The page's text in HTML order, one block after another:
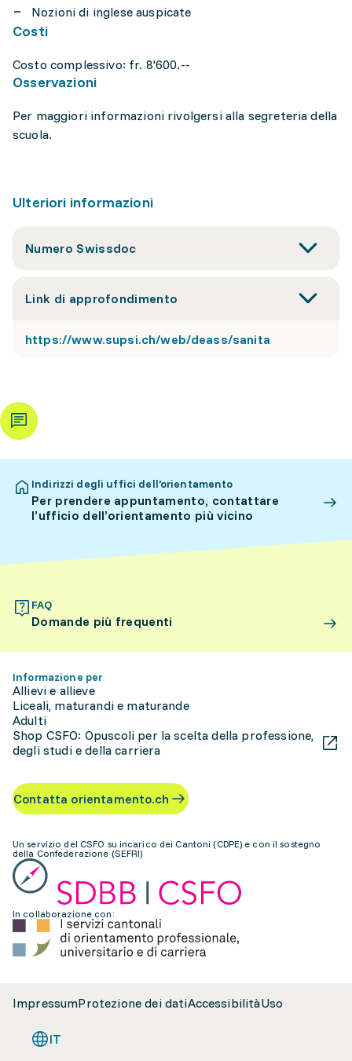
Nozioni di inglese auspicate
Costi
Costo complessivo: fr. 8'600.--
Osservazioni
Per maggiori informazioni rivolgersi alla segreteria della
scuola.
Ulteriori informazioni
Numero Swissdoc
Link di approfondimento
https://www.supsi.ch/web/deass/sanita
Indirizzi degli uffici dell’orientamento
Per prendere appuntamento, contattare
l’ufficio dell’orientamento più vicino
FAQ
Domande più frequenti
Informazione per
Allievi e allieve
Liceali, maturandi e maturande
Adulti
Shop CSFO: Opuscoli per la scelta della professione,
degli studi e della carriera
Contatta orientamento.ch
Un servizio del CSFO su incarico dei Cantoni (CDPE) e con il sostegno
della Confederazione (SEFRI)
In collaborazione con:
ImpressumProtezione dei datiAccessibilitàUso
IT